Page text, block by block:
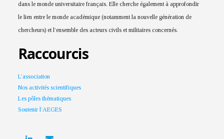
dans le monde universitaire français. Elle cherche également à approfondir
le lien entre le monde académique (notamment la nouvelle génération de
chercheurs) et l’ensemble des acteurs civils et militaires concernés.
Raccourcis
L’association
Nos activités scientifiques
Les pôles thématiques
Soutenir l’AEGES